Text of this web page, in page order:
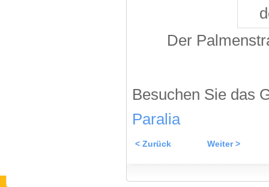
Der
Besuchen Sie das
Paralia
< Zurück Weiter >